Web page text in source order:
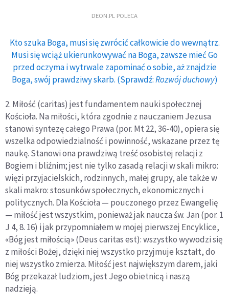
DEON.PL POLECA
Kto szuka Boga, musi się zwrócić całkowicie do wewnątrz.
Musi się wciąż ukierunkowywać na Boga, zawsze mieć Go
przed oczyma i wytrwale zapominać o sobie, aż znajdzie
Boga, swój prawdziwy skarb. (Sprawdź:Rozwój duchowy)
2. Miłość (caritas) jest fundamentem nauki społecznej
Kościoła. Na miłości, która zgodnie z nauczaniem Jezusa
stanowi syntezę całego Prawa (por. Mt 22, 36-40), opiera się
wszelka odpowiedzialność i powinność, wskazane przez tę
naukę. Stanowi ona prawdziwą treść osobistej relacji z
Bogiem i bliźnim; jest nie tylko zasadą relacji w skali mikro:
więzi przyjacielskich, rodzinnych, małej grupy, ale także w
skali makro: stosunków społecznych, ekonomicznych i
politycznych. Dla Kościoła — pouczonego przez Ewangelię
— miłość jest wszystkim, ponieważ jak naucza św. Jan (por. 1
J 4, 8. 16) i jak przypomniałem w mojej pierwszej Encyklice,
«Bóg jest miłością» (Deus caritas est): wszystko wywodzi się
z miłości Bożej, dzięki niej wszystko przyjmuje kształt, do
niej wszystko zmierza. Miłość jest największym darem, jaki
Bóg przekazał ludziom, jest Jego obietnicą i naszą
nadzieją.